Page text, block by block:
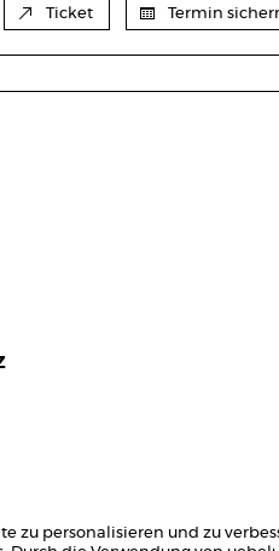
Ticket Termin
zu personalisieren und zu